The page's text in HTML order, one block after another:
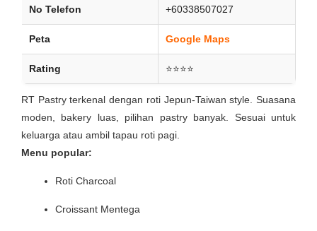
No Telefon +60338507027
Peta Google Maps
Rating ⭐⭐⭐⭐
RT Pastry terkenal dengan roti Jepun-Taiwan style. Suasana
moden, bakery luas, pilihan pastry banyak. Sesuai untuk
keluarga atau ambil tapau roti pagi.
Menu popular:
Roti Charcoal
Croissant Mentega